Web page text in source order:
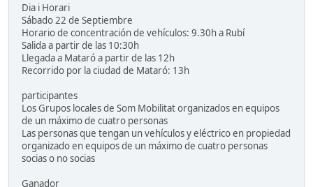
Dia i Horari
Sábado 22 de Septiembre
Horario de concentración de vehículos: 9.30h a Rubí
Salida a partir de las 10:30h
Llegada a Mataró a partir de las 12h
Recorrido por la ciudad de Mataró: 13h
participantes
Los Grupos locales de Som Mobilitat organizados en equipos
de un máximo de cuatro personas
Las personas que tengan un vehículos y eléctrico en propiedad
organizado en equipos de un máximo de cuatro personas
socias o no socias
Ganador